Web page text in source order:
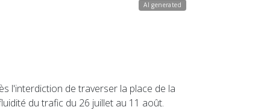
AI generated
l'interdiction de traverser la place de la
du trafic du 26 juillet au 11 août.